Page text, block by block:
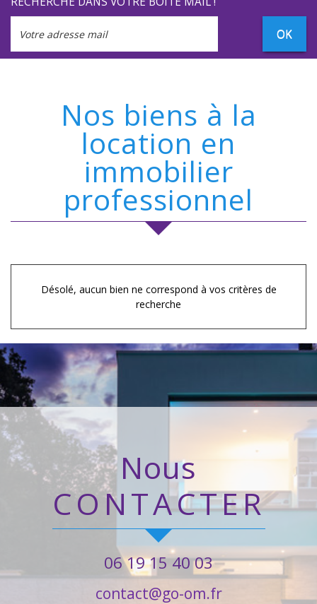
OK
Nos biens à la
location en
immobilier
professionnel
Désolé, aucun bien ne correspond à vos critères de
recherche
nous
CONTACTER
06 19 15 40 03
contact@go-om.fr